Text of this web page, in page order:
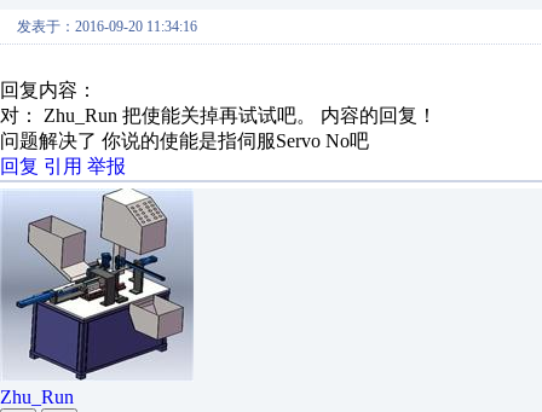
发表于：2016-09-20 11:34:16
回复内容：
对： Zhu_Run 把使能关掉再试试吧。 内容的回复！
问题解决了 你说的使能是指伺服Servo No吧
回复 引用 举报
Zhu_Run